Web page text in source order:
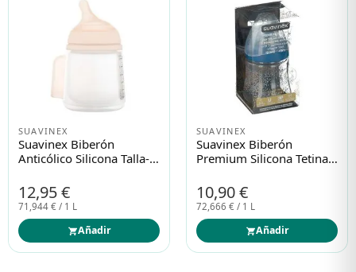
SUAVINEX
Suavinex Biberón
Anticólico Silicona Talla-S
12,95 €
71,944 € / 1 L
Añadir
SUAVINEX
Suavinex Biberón
Premium Silicona Tetina
10,90 €
72,666 € / 1 L
Añadir